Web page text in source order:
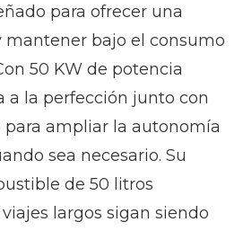
para ofrecer una
mantener bajo el consumo
50 KW de potencia
a la perfección junto con
ampliar la autonomía
sea necesario. Su
de 50 litros
largos sigan siendo